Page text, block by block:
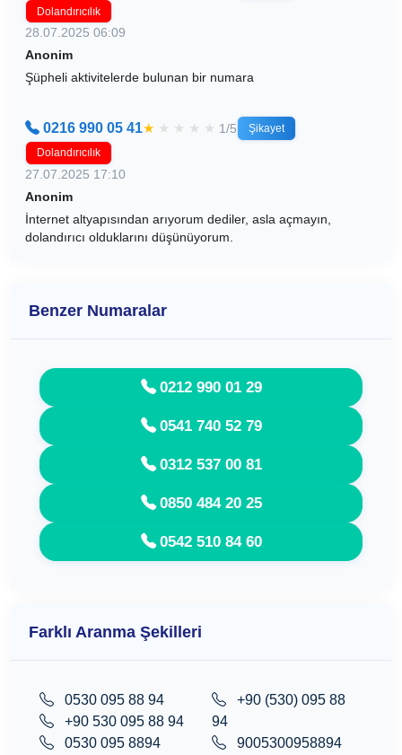
Dolandırıcılık
28.07.2025 06:09
Anonim
Şüpheli aktivitelerde bulunan bir numara
0216 990 05 41★ ★ ★ ★ ★ 1/5
Şikayet
Dolandırıcılık
27.07.2025 17:10
Anonim
İnternet altyapısından arıyorum dediler, asla açmayın,
dolandırıcı olduklarını düşünüyorum.
Benzer Numaralar
0212 990 01 29
0541 740 52 79
0312 537 00 81
0850 484 20 25
0542 510 84 60
Farklı Aranma Şekilleri
0530 095 88 94
+90 530 095 88 94
0530 095 8894
+90 (530) 095 88
94
9005300958894